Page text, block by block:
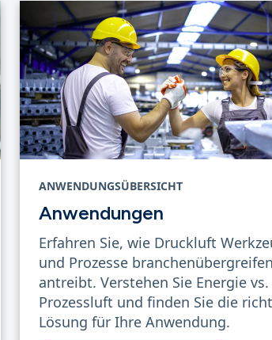
ANWENDUNGSÜBERSICHT
Anwendungen
Erfahren Sie, wie Druckluft
und Prozesse
antreibt. Verstehen Sie Energie vs.
Prozessluft und finden Sie die
Lösung für Ihre Anwendung.